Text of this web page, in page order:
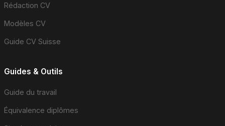
Rédaction CV
Modèles CV
Guide CV Suisse
Guides & Outils
Guide du travail
Équivalence diplômes